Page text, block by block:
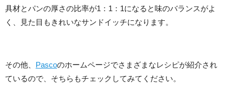
具材とパンの厚さの比率が1：1：1になると味のバランスがよ
く、見た目もきれいなサンドイッチになります。
その他、 Pascoのホームページでさまざまなレシピが紹介され
ているので、そちらもチェックしてみてください。